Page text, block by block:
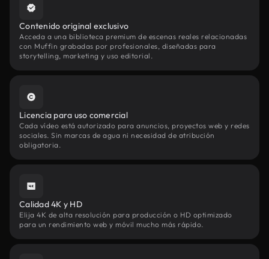
Contenido original exclusivo
Acceda a una biblioteca premium de escenas reales relacionadas
con Muffin grabadas por profesionales, diseñadas para
storytelling, marketing y uso editorial.
Licencia para uso comercial
Cada vídeo está autorizado para anuncios, proyectos web y redes
sociales. Sin marcas de agua ni necesidad de atribución
obligatoria.
Calidad 4K y HD
Elija 4K de alta resolución para producción o HD optimizado
para un rendimiento web y móvil mucho más rápido.